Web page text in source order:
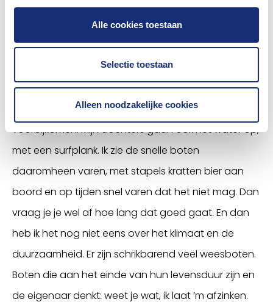
Alle cookies toestaan
Selectie toestaan
Alleen noodzakelijke cookies
“Wij maken ons inderdaad druk om de veiligheid.
Zeker sinds de coronaperiode. De drukte op het
water is enorm toegenomen. Tijdens corona was
iedereen thuis, had tijd en ging het water op. Ik
woon in Loosdrecht. Daar zie je de drukte wel
voorbijkomen. Mijn dochters gaan ook het water op,
met een surfplank. Ik zie de snelle boten
daaromheen varen, met stapels kratten bier aan
boord en op tijden snel varen dat het niet mag. Dan
vraag je je wel af hoe lang dat goed gaat. En dan
heb ik het nog niet eens over het klimaat en de
duurzaamheid. Er zijn schrikbarend veel weesboten.
Boten die aan het einde van hun levensduur zijn en
de eigenaar denkt: weet je wat, ik laat ’m afzinken.